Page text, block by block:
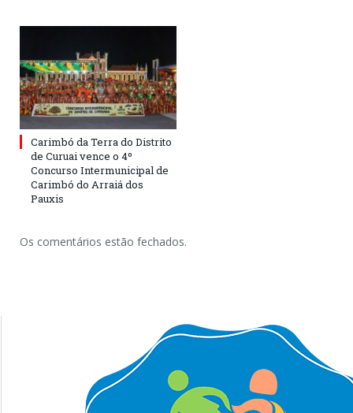
Carimbó da Terra do Distrito
de Curuai vence o 4º
Concurso Intermunicipal de
Carimbó do Arraiá dos
Pauxis
Os comentários estão fechados.